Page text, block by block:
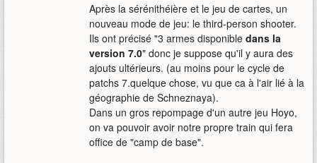
Après la sérénithéière et le jeu de cartes, un
nouveau mode de jeu: le third-person shooter.
Ils ont précisé "3 armes disponible dans la
version 7.0" donc je suppose qu'il y aura des
ajouts ultérieurs. (au moins pour le cycle de
patchs 7.quelque chose, vu que ca à l'air lié à la
géographie de Schneznaya).
Dans un gros repompage d'un autre jeu Hoyo,
on va pouvoir avoir notre propre train qui fera
office de "camp de base".